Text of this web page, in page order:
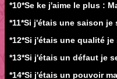
*10*Se ke j'aime le plus :
*11*Si j'étais une saison je
*12*Si j'étais une qualité
*13*Si j'étais un défaut je
*14*Si j'étais un pouvoir